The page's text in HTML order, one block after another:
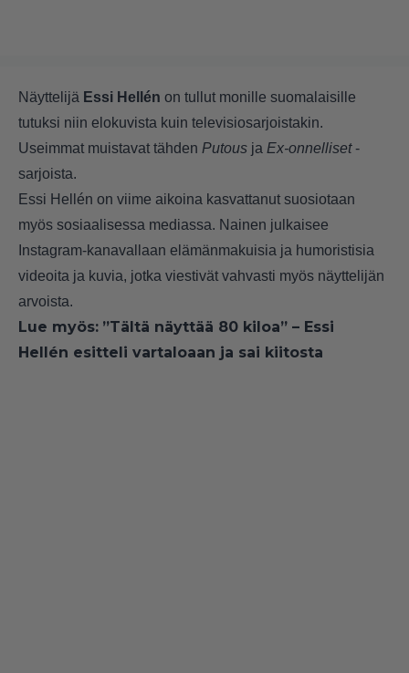
Näyttelijä Essi Hellén on tullut monille suomalaisille
tutuksi niin elokuvista kuin televisiosarjoistakin.
Useimmat muistavat tähden Putous ja Ex-onnelliset-
sarjoista.
Essi Hellén on viime aikoina kasvattanut suosiotaan
myös sosiaalisessa mediassa. Nainen julkaisee
Instagram-kanavallaan elämänmakuisia ja humoristisia
videoita ja kuvia, jotka viestivät vahvasti myös näyttelijän
arvoista.
Lue myös: ”Tältä näyttää 80 kiloa” – Essi
Hellén esitteli vartaloaan ja sai kiitosta